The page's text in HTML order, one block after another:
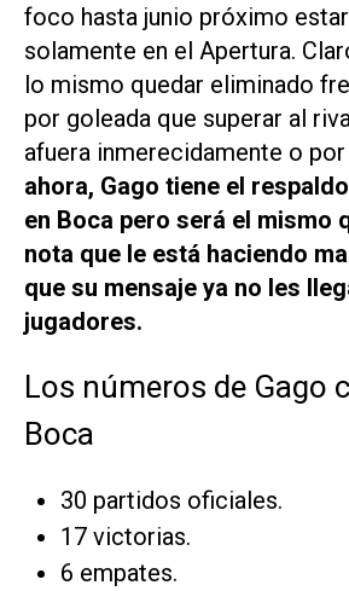
foco hasta junio próximo
solamente en el Apertura.
lo mismo quedar eliminado
por goleada que superar al
afuera inmerecidamente o por
ahora, Gago tiene el
en Boca pero será el mismo
nota que le está haciendo
que su mensaje ya no les
jugadores.
Los números de Gago
Boca
30 partidos oficiales.
17 victorias.
6 empates.